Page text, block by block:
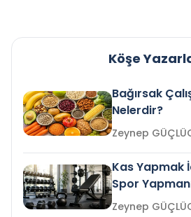
Köşe
Bağırsak
Nelerdir?
Zeynep
Kas Yapmak
Spor
Zeynep